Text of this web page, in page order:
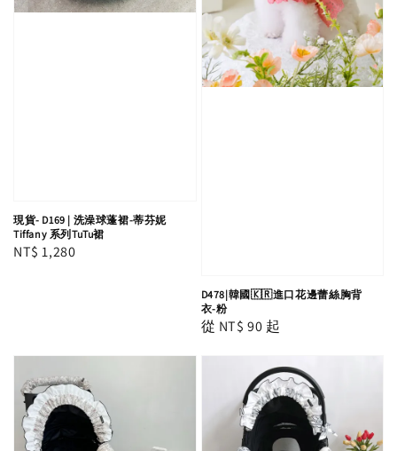
現貨- D169 | 洗澡球蓬裙-蒂芬妮
Tiffany 系列TuTu裙
Regular
NT$ 1,280
D478|韓國🇰🇷進口花邊蕾絲胸背
衣-粉
Regular
從 NT$ 90 起